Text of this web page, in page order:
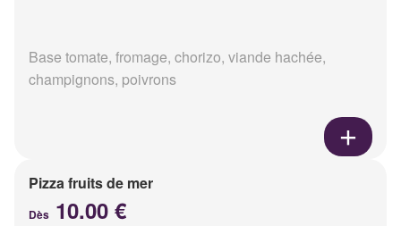
Base tomate, fromage, chorizo, viande hachée,
champignons, poivrons
Pizza fruits de mer
Dès 10.00 €